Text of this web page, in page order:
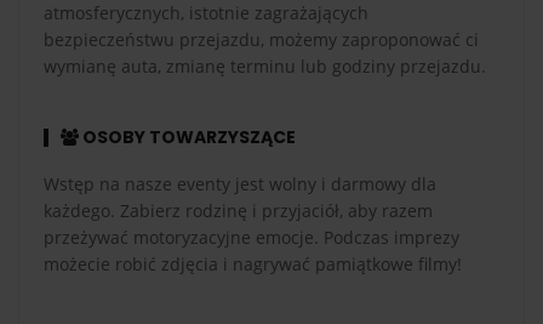
atmosferycznych, istotnie zagrażających
bezpieczeństwu przejazdu, możemy zaproponować ci
wymianę auta, zmianę terminu lub godziny przejazdu.
OSOBY TOWARZYSZĄCE
Wstęp na nasze eventy jest wolny i darmowy dla
każdego. Zabierz rodzinę i przyjaciół, aby razem
przeżywać motoryzacyjne emocje. Podczas imprezy
możecie robić zdjęcia i nagrywać pamiątkowe filmy!